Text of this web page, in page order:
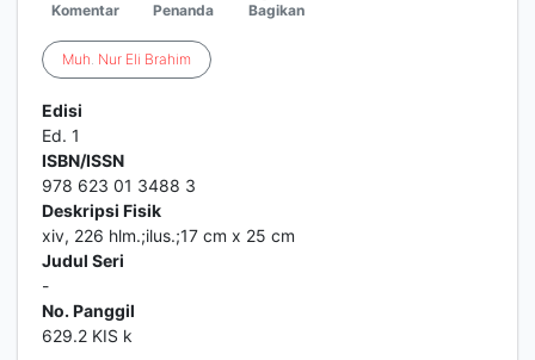
Komentar Penanda Bagikan
Muh. Nur Eli Brahim
Edisi
Ed. 1
ISBN/ISSN
978 623 01 3488 3
Deskripsi Fisik
xiv, 226 hlm.;ilus.;17 cm x 25 cm
Judul Seri
-
No. Panggil
629.2 KIS k